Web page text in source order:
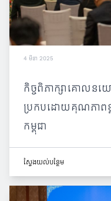
4 មីនា 2025
កិច្ចពិភាក្សាគោលនយ
ប្រកបដោយគុណភាពខ្
កម្ពុជា
ស្វែង​យល់​បន្ថែម